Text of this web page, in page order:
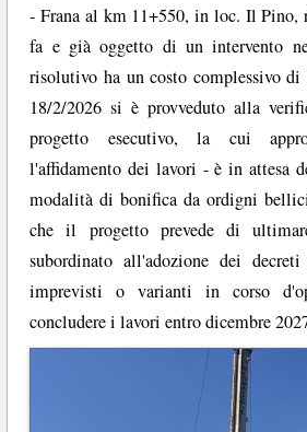
- Frana al km 11+550, in loc. Il Pino,
fa e già oggetto di un intervento
risolutivo ha un costo complessivo di
18/2/2026 si è provveduto alla
progetto esecutivo, la cui
l'affidamento dei lavori - è in attesa
modalità di bonifica da ordigni
che il progetto prevede di
subordinato all'adozione dei
imprevisti o varianti in corso
concludere i lavori entro dicembre